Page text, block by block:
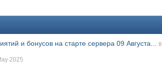
и бонусов на старте сервера 09 Августа...
в
2025